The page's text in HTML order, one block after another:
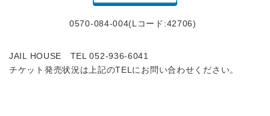
0570-084-004(Lコード:42706)
JAIL HOUSE TEL 052-936-6041
チケット発売状況は上記のTELにお問い合わせください。